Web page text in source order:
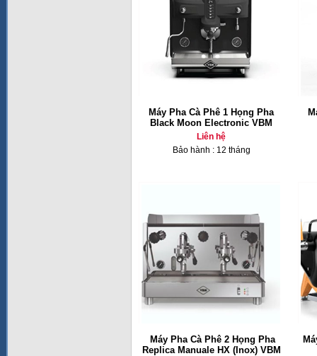
Máy Pha Cà Phê 1 Họng Pha
Black Moon Electronic VBM
Liên hệ
Bảo hành : 12 tháng
Máy Pha Cà Phê 2 Họng Pha
Replica Manuale HX (Inox) VBM